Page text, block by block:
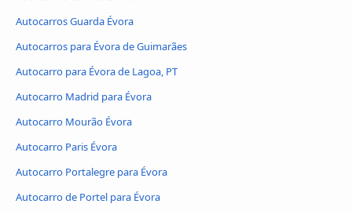
Autocarros Guarda Évora
Autocarros para Évora de Guimarães
Autocarro para Évora de Lagoa, PT
Autocarro Madrid para Évora
Autocarro Mourão Évora
Autocarro Paris Évora
Autocarro Portalegre para Évora
Autocarro de Portel para Évora